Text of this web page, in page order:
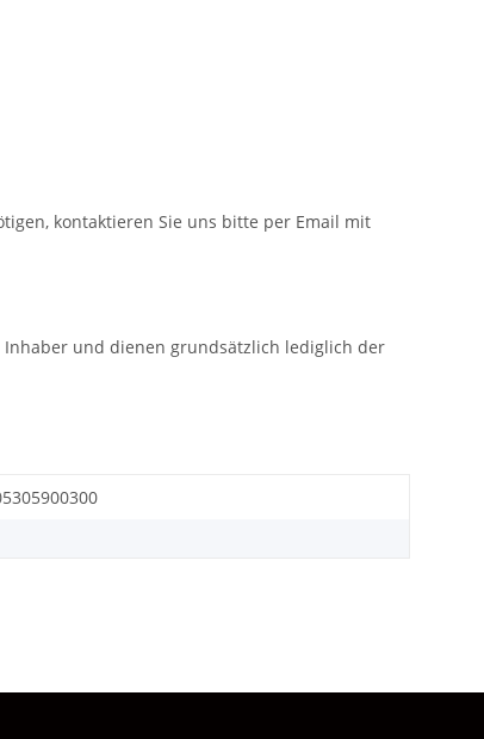
kontaktieren Sie uns bitte per Email mit
Inhaber und dienen grundsätzlich lediglich der